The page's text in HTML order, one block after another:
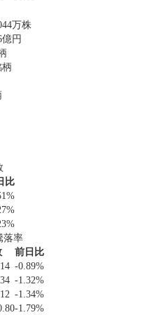
万株
億円
柄
比
落率
前日比
-0.89%
-1.32%
-1.34%
-1.79%